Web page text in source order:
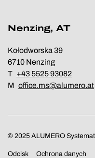
Nenzing, AT
Kołodworska 39
6710 Nenzing
T +43 5525 93082
M office.ms@alumero.at
© 2025 ALUMERO
Odcisk Ochrona danych